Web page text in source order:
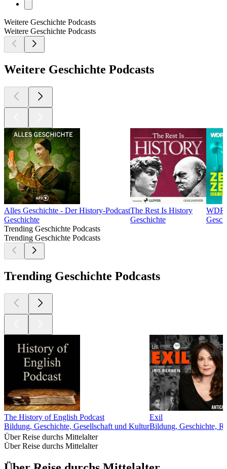
Weitere Geschichte Podcasts
Weitere Geschichte Podcasts
Weitere Geschichte Podcasts
Alles Geschichte - Der History-Podcast
Geschichte
The Rest Is History
Geschichte
WDR
Trending Geschichte Podcasts
Trending Geschichte Podcasts
Trending Geschichte Podcasts
The History of English Podcast
Bildung, Geschichte, Gesellschaft und Kultur
Exil
Bildung, Geschichte,
Über Reise durchs Mittelalter
Über Reise durchs Mittelalter